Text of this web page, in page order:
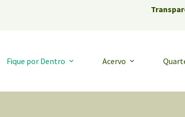
Fique por Dentro Acervo